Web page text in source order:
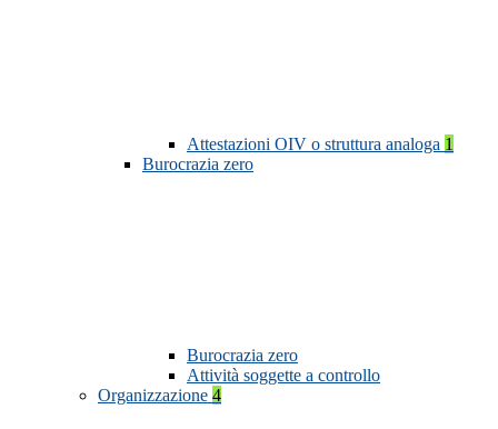
Attestazioni OIV o struttura analoga 1
Burocrazia zero
Burocrazia zero
Attività soggette a controllo
Organizzazione 4